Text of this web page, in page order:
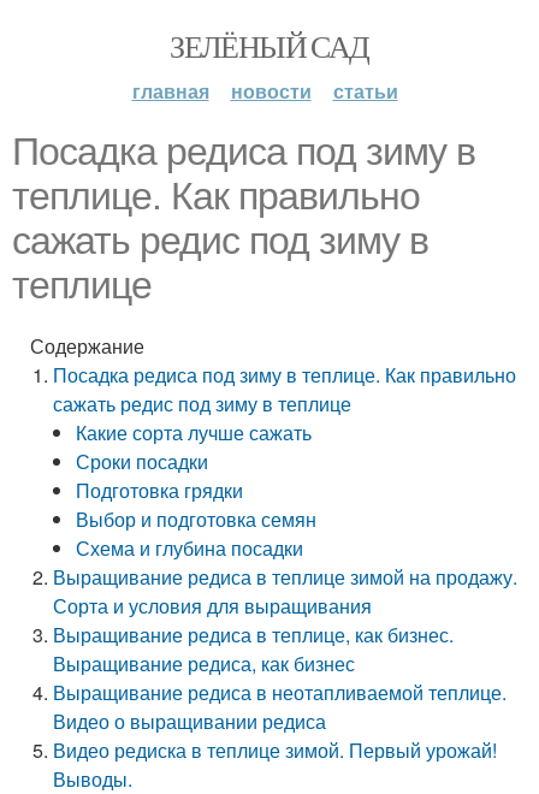
ЗЕЛЁНЫЙ САД
главная новости статьи
Посадка редиса под зиму в
теплице. Как правильно
сажать редис под зиму в
теплице
Содержание
Посадка редиса под зиму в теплице. Как правильно
сажать редис под зиму в теплице
Какие сорта лучше сажать
Сроки посадки
Подготовка грядки
Выбор и подготовка семян
Схема и глубина посадки
Выращивание редиса в теплице зимой на продажу.
Сорта и условия для выращивания
Выращивание редиса в теплице, как бизнес.
Выращивание редиса, как бизнес
Выращивание редиса в неотапливаемой теплице.
Видео о выращивании редиса
Видео редиска в теплице зимой. Первый урожай!
Выводы.